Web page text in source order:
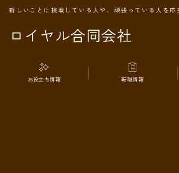
ロイヤル合同会社
新しいことに挑戦している人や、頑張っている人を応
MENU
TOPページ
お役立ち情報 転職情報